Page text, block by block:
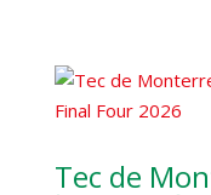
Tec de